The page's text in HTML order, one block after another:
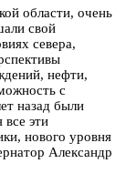
области, очень
свой
севера,
нефти,
с
назад были
эти
нового уровня
Александр